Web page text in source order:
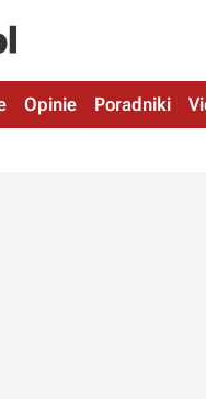
Opinie Poradniki